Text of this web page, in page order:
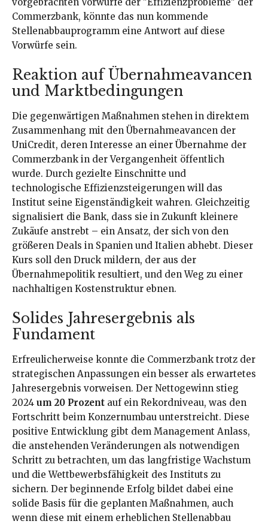
Commerzbank, könnte das nun kommende
Stellenabbauprogramm eine Antwort auf diese
Vorwürfe sein.
Reaktion auf Übernahmeavancen
und Marktbedingungen
Die gegenwärtigen Maßnahmen stehen in direktem
Zusammenhang mit den Übernahmeavancen der
UniCredit, deren Interesse an einer Übernahme der
Commerzbank in der Vergangenheit öffentlich
wurde. Durch gezielte Einschnitte und
technologische Effizienzsteigerungen will das
Institut seine Eigenständigkeit wahren. Gleichzeitig
signalisiert die Bank, dass sie in Zukunft kleinere
Zukäufe anstrebt – ein Ansatz, der sich von den
größeren Deals in Spanien und Italien abhebt. Dieser
Kurs soll den Druck mildern, der aus der
Übernahmepolitik resultiert, und den Weg zu einer
nachhaltigen Kostenstruktur ebnen.
Solides Jahresergebnis als
Fundament
Erfreulicherweise konnte die Commerzbank trotz der
strategischen Anpassungen ein besser als erwartetes
Jahresergebnis vorweisen. Der Nettogewinn stieg
2024 um 20 Prozent auf ein Rekordniveau, was den
Fortschritt beim Konzernumbau unterstreicht. Diese
positive Entwicklung gibt dem Management Anlass,
die anstehenden Veränderungen als notwendigen
Schritt zu betrachten, um das langfristige Wachstum
und die Wettbewerbsfähigkeit des Instituts zu
sichern. Der beginnende Erfolg bildet dabei eine
solide Basis für die geplanten Maßnahmen, auch
wenn diese mit einem erheblichen Stellenabbau